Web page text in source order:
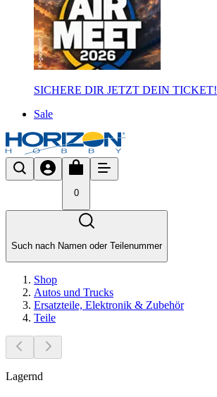
SICHERE DIR JETZT DEIN TICKET!
Sale
0
Such nach Namen oder Teilenummer
Shop
Autos und Trucks
Ersatzteile, Elektronik & Zubehör
Teile
Lagernd